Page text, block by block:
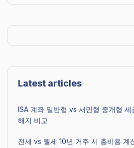
Latest articles
ISA 계좌 일반형 vs 서민형 중개형 세
해지 비교
전세 vs 월세 10년 거주 시 총비용 계